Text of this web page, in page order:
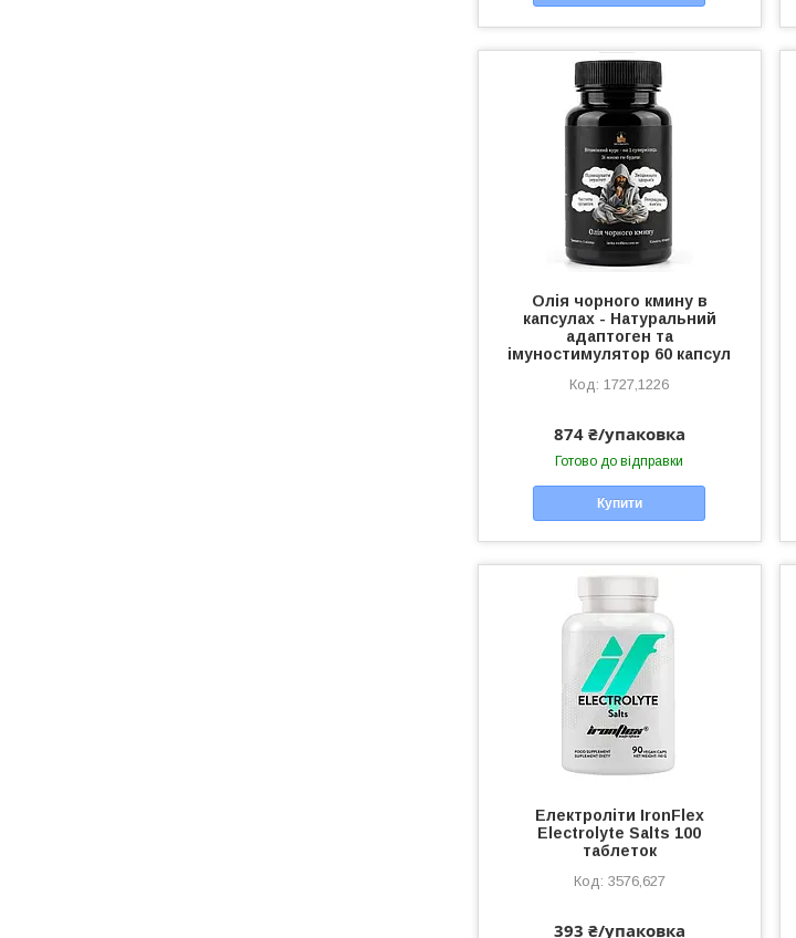
Олія чорного кмину в
капсулах - Натуральний
адаптоген та
імуностимулятор 60 капсул
1727,1226
874 ₴/упаковка
Готово до відправки
Купити
Електроліти IronFlex
Electrolyte Salts 100
таблеток
3576,627
393 ₴/упаковка